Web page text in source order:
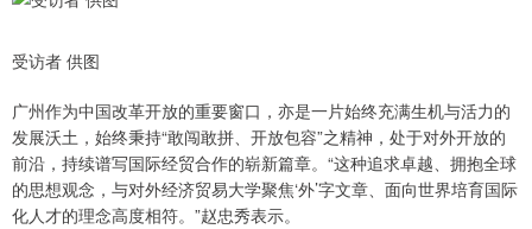
受访者 供图
广州作为中国改革开放的重要窗口，亦是一片始终充满生机与活力的
发展沃土，始终秉持“敢闯敢拼、开放包容”之精神，处于对外开放的
前沿，持续谱写国际经贸合作的崭新篇章。“这种追求卓越、拥抱全球
的思想观念，与对外经济贸易大学聚焦‘外’字文章、面向世界培育国际
化人才的理念高度相符。”赵忠秀表示。